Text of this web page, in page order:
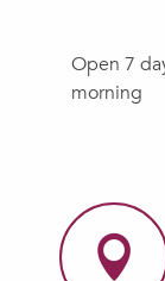
Open 7
morning